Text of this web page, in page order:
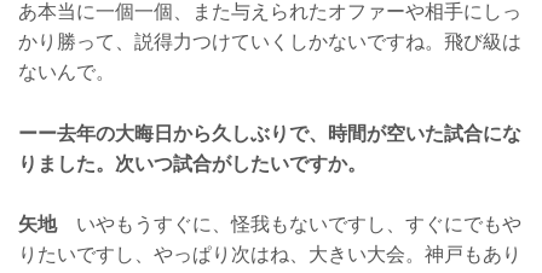
あ本当に一個一個、また与えられたオファーや相手にしっ
かり勝って、説得力つけていくしかないですね。飛び級は
ないんで。
ーー去年の大晦日から久しぶりで、時間が空いた試合にな
りました。次いつ試合がしたいですか。
矢地いやもうすぐに、怪我もないですし、すぐにでもや
りたいですし、やっぱり次はね、大きい大会。神戸もあり